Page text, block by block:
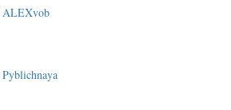
ALEXvob
Pyblichnaya